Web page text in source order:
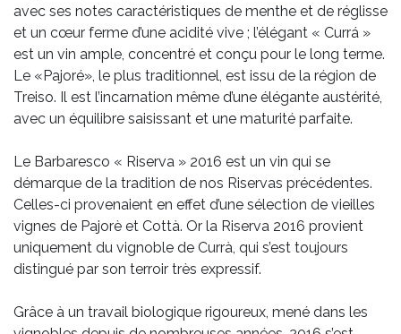
avec ses notes caractéristiques de menthe et de réglisse
et un cœur ferme d’une acidité vive ; l’élégant « Currá »
est un vin ample, concentré et conçu pour le long terme.
Le «Pajoré», le plus traditionnel, est issu de la région de
Treiso. Il est l’incarnation même d’une élégante austérité,
avec un équilibre saisissant et une maturité parfaite.
Le Barbaresco « Riserva » 2016 est un vin qui se
démarque de la tradition de nos Riservas précédentes.
Celles-ci provenaient en effet d’une sélection de vieilles
vignes de Pajorè et Cottà. Or la Riserva 2016 provient
uniquement du vignoble de Currà, qui s’est toujours
distingué par son terroir très expressif.
Grâce à un travail biologique rigoureux, mené dans les